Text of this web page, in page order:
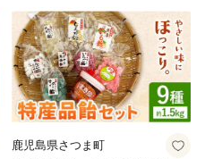
鹿児島県さつま町